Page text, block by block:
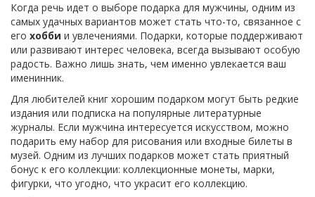
Когда речь идет о выборе подарка для мужчины, одним из
самых удачных вариантов может стать что-то, связанное с
его хобби и увлечениями. Подарки, которые поддерживают
или развивают интерес человека, всегда вызывают особую
радость. Важно лишь знать, чем именно увлекается ваш
именинник.
Для любителей книг хорошим подарком могут быть редкие
издания или подписка на популярные литературные
журналы. Если мужчина интересуется искусством, можно
подарить ему набор для рисования или входные билеты в
музей. Одним из лучших подарков может стать приятный
бонус к его коллекции: коллекционные монеты, марки,
фигурки, что угодно, что украсит его коллекцию.